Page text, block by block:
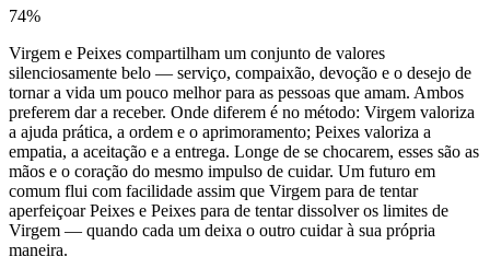
74%
Virgem e Peixes compartilham um conjunto de valores
silenciosamente belo — serviço, compaixão, devoção e o desejo de
tornar a vida um pouco melhor para as pessoas que amam. Ambos
preferem dar a receber. Onde diferem é no método: Virgem valoriza
a ajuda prática, a ordem e o aprimoramento; Peixes valoriza a
empatia, a aceitação e a entrega. Longe de se chocarem, esses são as
mãos e o coração do mesmo impulso de cuidar. Um futuro em
comum flui com facilidade assim que Virgem para de tentar
aperfeiçoar Peixes e Peixes para de tentar dissolver os limites de
Virgem — quando cada um deixa o outro cuidar à sua própria
maneira.